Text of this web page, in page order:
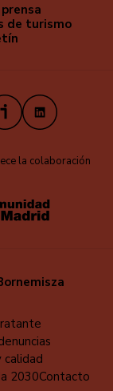
de turismo
LinkedIn
la colaboración
calidad
2030Contacto